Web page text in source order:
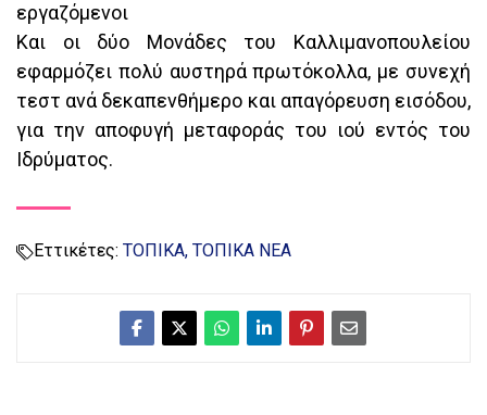
εργαζόμενοι
Και οι δύο Μονάδες του Καλλιμανοπουλείου
εφαρμόζει πολύ αυστηρά πρωτόκολλα, με συνεχή
τεστ ανά δεκαπενθήμερο και απαγόρευση εισόδου,
για την αποφυγή μεταφοράς του ιού εντός του
Ιδρύματος.
Εττικέτες: ΤΟΠΙΚΑ ΤΟΠΙΚΑ ΝΕΑ